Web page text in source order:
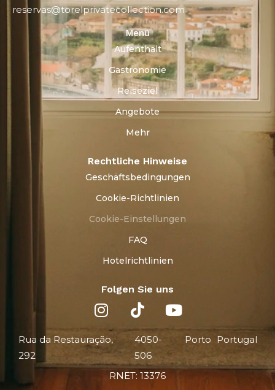
reservas@torelprivatecollection.com
Menü
Aufenthalt
Gastronomie
Reiseziel
Angebote
Mehr
Rechtliche Hinweise
Geschäftsbedingungen
Cookie-Richtlinien
Cookie-Einstellungen
FAQ
Hotelrichtlinien
Folgen Sie uns
Rua da Restauração,
292
4050-
506
Porto Portugal
RNET: 13376